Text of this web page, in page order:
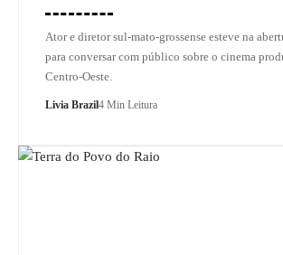
Ator e diretor sul-mato-grossense esteve na
para conversar com público sobre o cinema
Centro-Oeste.
Livia Brazil4 Min Leitura